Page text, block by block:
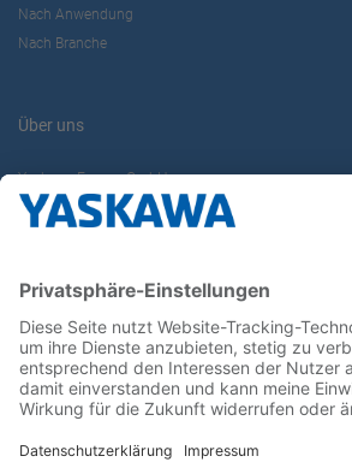
Nach Anwendung
Nach Branche
Über uns
Yaskawa Europe GmbH
Karriere
Newsletter
Follow us on...